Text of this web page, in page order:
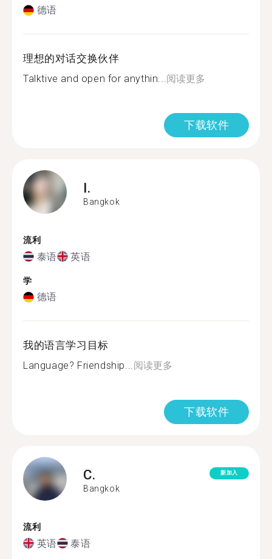
德语
理想的对话交换伙伴
Talktive and open for anythin...阅读更多
下载软件
I.
Bangkok
流利
泰语 英语
学
德语
我的语言学习目标
Language? Friendship...阅读更多
下载软件
C.
Bangkok
新加入
流利
英语 泰语